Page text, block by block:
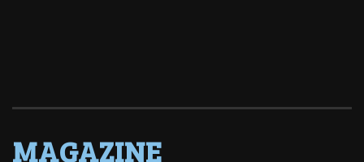
MAGAZINE